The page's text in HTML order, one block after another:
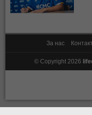
За нас
© Copyright 2026